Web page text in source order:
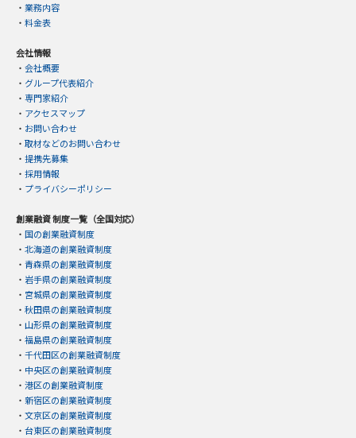
・ 業務内容
・ 料金表
会社情報
・ 会社概要
・ グループ代表紹介
・ 専門家紹介
・ アクセスマップ
・ お問い合わせ
・ 取材などのお問い合わせ
・ 提携先募集
・ 採用情報
・ プライバシーポリシー
創業融資 制度一覧（全国対応）
・ 国の創業融資制度
・ 北海道の創業融資制度
・ 青森県の創業融資制度
・ 岩手県の創業融資制度
・ 宮城県の創業融資制度
・ 秋田県の創業融資制度
・ 山形県の創業融資制度
・ 福島県の創業融資制度
・ 千代田区の創業融資制度
・ 中央区の創業融資制度
・ 港区の創業融資制度
・ 新宿区の創業融資制度
・ 文京区の創業融資制度
・ 台東区の創業融資制度